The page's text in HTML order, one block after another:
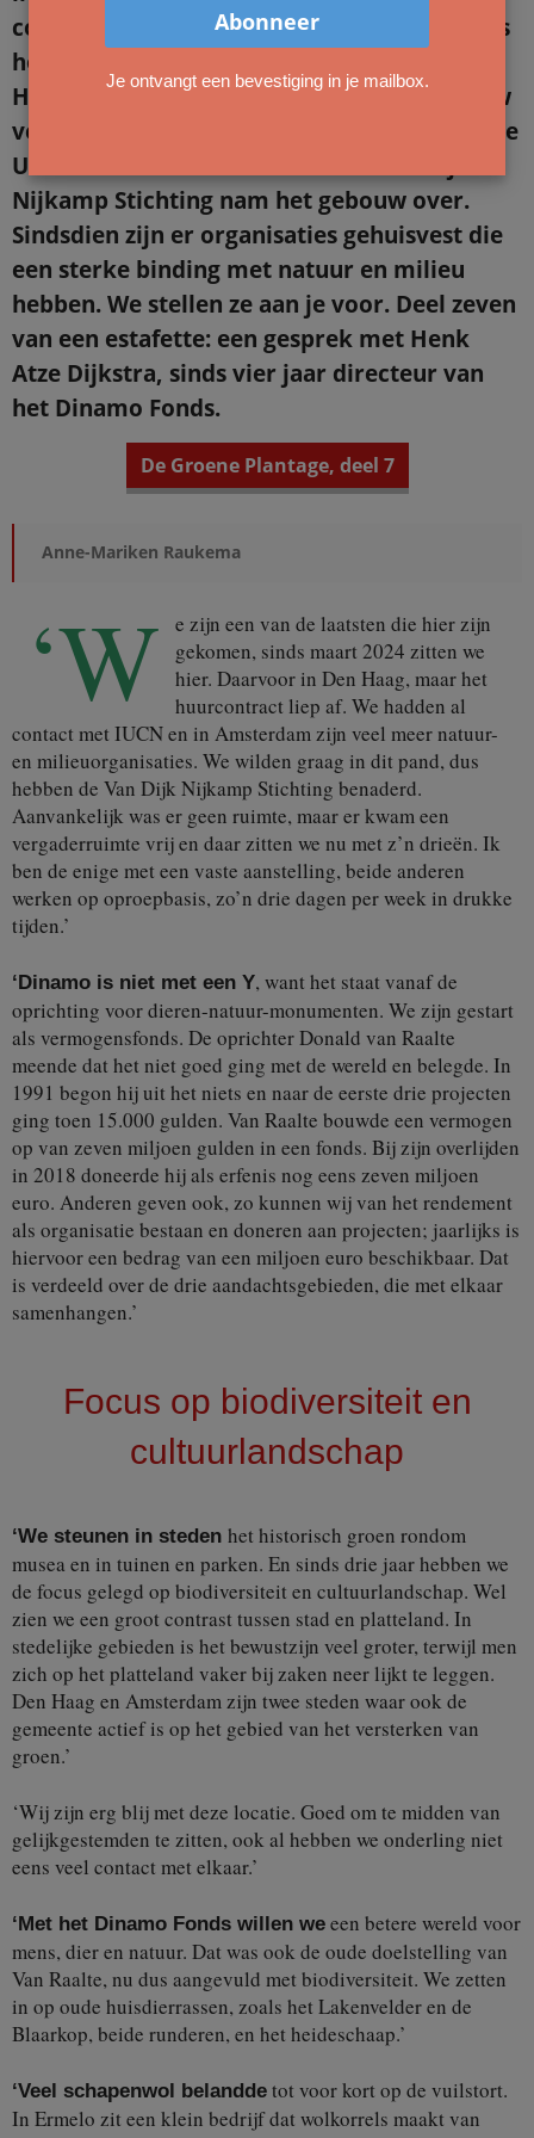
collegeruimte en laboratorium. Destijds was
hoogleraar Hugo de Vries directeur van de
Hortus. In 1990 moest de Hortus het gebouw
verkopen na het afstoten van de tuin door de
Universiteit van Amsterdam. De Van Dijk
Nijkamp Stichting nam het gebouw over.
Sindsdien zijn er organisaties gehuisvest die
een sterke binding met natuur en milieu
hebben. We stellen ze aan je voor. Deel zeven
van een estafette: een gesprek met Henk
Atze Dijkstra, sinds vier jaar directeur van
het Dinamo Fonds.
De Groene Plantage, deel 7
Anne-Mariken Raukema
‘W
e zijn een van de laatsten die hier zijn
gekomen, sinds maart 2024 zitten we
hier. Daarvoor in Den Haag, maar het
huurcontract liep af. We hadden al
contact met IUCN en in Amsterdam zijn veel meer natuur-
en milieuorganisaties. We wilden graag in dit pand, dus
hebben de Van Dijk Nijkamp Stichting benaderd.
Aanvankelijk was er geen ruimte, maar er kwam een
vergaderruimte vrij en daar zitten we nu met z’n drieën. Ik
ben de enige met een vaste aanstelling, beide anderen
werken op oproepbasis, zo’n drie dagen per week in drukke
tijden.’
‘Dinamo is niet met een Y, want het staat vanaf de
oprichting voor dieren-natuur-monumenten. We zijn gestart
als vermogensfonds. De oprichter Donald van Raalte
meende dat het niet goed ging met de wereld en belegde. In
1991 begon hij uit het niets en naar de eerste drie projecten
ging toen 15.000 gulden. Van Raalte bouwde een vermogen
op van zeven miljoen gulden in een fonds. Bij zijn overlijden
in 2018 doneerde hij als erfenis nog eens zeven miljoen
euro. Anderen geven ook, zo kunnen wij van het rendement
als organisatie bestaan en doneren aan projecten; jaarlijks is
hiervoor een bedrag van een miljoen euro beschikbaar. Dat
is verdeeld over de drie aandachtsgebieden, die met elkaar
samenhangen.’
Focus op biodiversiteit en
cultuurlandschap
‘We steunen in steden het historisch groen rondom
musea en in tuinen en parken. En sinds drie jaar hebben we
de focus gelegd op biodiversiteit en cultuurlandschap. Wel
zien we een groot contrast tussen stad en platteland. In
stedelijke gebieden is het bewustzijn veel groter, terwijl men
zich op het platteland vaker bij zaken neer lijkt te leggen.
Den Haag en Amsterdam zijn twee steden waar ook de
gemeente actief is op het gebied van het versterken van
groen.’
‘Wij zijn erg blij met deze locatie. Goed om te midden van
gelijkgestemden te zitten, ook al hebben we onderling niet
eens veel contact met elkaar.’
‘Met het Dinamo Fonds willen we een betere wereld voor
mens, dier en natuur. Dat was ook de oude doelstelling van
Van Raalte, nu dus aangevuld met biodiversiteit. We zetten
in op oude huisdierrassen, zoals het Lakenvelder en de
Blaarkop, beide runderen, en het heideschaap.’
‘Veel schapenwol belandde tot voor kort op de vuilstort.
In Ermelo zit een klein bedrijf dat wolkorrels maakt van
Je ontvangt een bevestiging in je mailbox.